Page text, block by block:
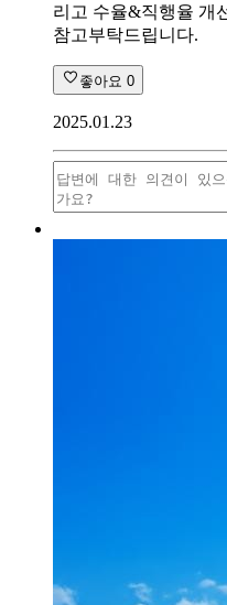
리고 수율&직행율 개
참고부탁드립니다.
좋아요 0
2025.01.23